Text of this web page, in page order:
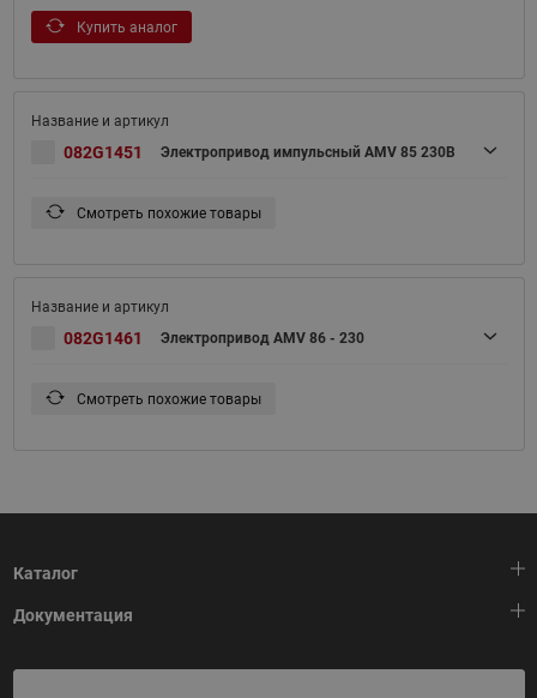
Купить аналог
082G1451 Электропривод импульсный AMV 85 230B
Смотреть похожие товары
082G1461 Электропривод AMV 86 - 230
Смотреть похожие товары
Каталог
Тепловая автоматика
Холодильная техника
Документация
HeatPlatform (Тепловая платформа)